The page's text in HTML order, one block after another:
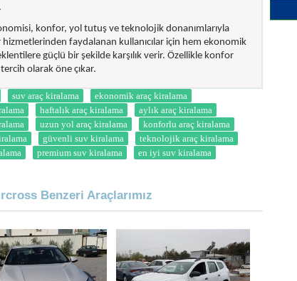
konfor, yol tutuş ve teknolojik donanımlarıyla
faydalanan kullanıcılar için hem ekonomik
güçlü bir şekilde karşılık verir. Özellikle konfor
olarak öne çıkar.
suv araç kiralama
ekonomik araç kiralama
haftalık araç kiralama
aylık araç kiralama
uzun yol araç kiralama
konforlu araç kiralama
güvenli suv kiralama
teknolojik araç kiralama
premium suv kiralama en iyi suv kiralama
Benzeri Araçlarımız